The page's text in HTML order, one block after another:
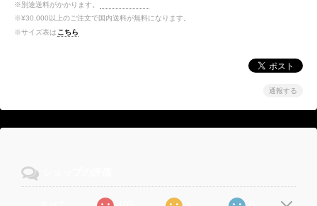
※別途送料がかかります。
※¥30,000以上のご注文で国内送料が無料になります。
※サイズ表は こちら
通報する